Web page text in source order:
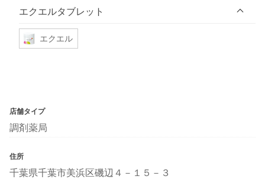
エクエルタブレット
エクエル
店舗タイプ
調剤薬局
住所
千葉県千葉市美浜区磯辺４－１５－３